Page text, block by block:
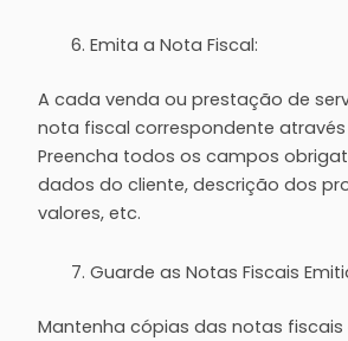
Emita a Nota Fiscal:
A cada venda ou prestação de
nota fiscal correspondente
Preencha todos os campos
dados do cliente, descrição dos
valores, etc.
Guarde as Notas Fiscais
Mantenha cópias das notas